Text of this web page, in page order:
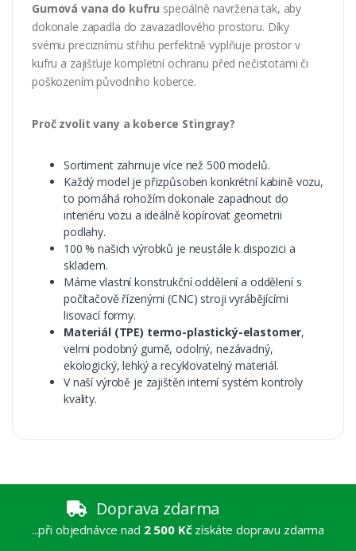
Gumová vana do kufru speciálně navržena tak, aby
dokonale zapadla do zavazadlového prostoru. Díky
svému preciznímu střihu perfektně vyplňuje prostor v
kufru a zajišťuje kompletní ochranu před nečistotami či
poškozením původního koberce.
Proč zvolit vany a koberce Stingray?
Sortiment zahrnuje více než 500 modelů.
Každý model je přizpůsoben konkrétní kabině vozu,
to pomáhá rohožím dokonale zapadnout do
interiéru vozu a ideálně kopírovat geometrii
podlahy.
100 % našich výrobků je neustále k dispozici a
skladem.
Máme vlastní konstrukční oddělení a oddělení s
počítačově řízenými (CNC) stroji vyrábějícími
lisovací formy.
Materiál (TPE) termo-plastický-elastomer,
velmi podobný gumě, odolný, nezávadný,
ekologický, lehký a recyklovatelný materiál.
V naší výrobě je zajištěn interní systém kontroly
kvality.
Doprava zdarma
...při objednávce nad 2 500 Kčzískáte dopravu zdarma